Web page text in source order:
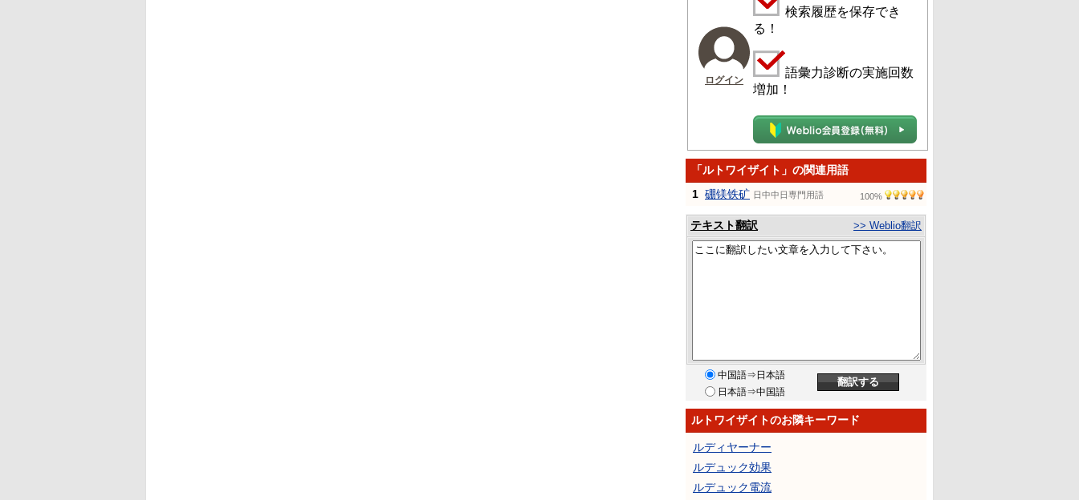
ログイン
検索履歴を保存でき
る！
語彙力診断の実施回数
増加！
「ルトワイザイト」の関連用語
1 硼镁铁矿 日中中日専門用語 100%
テキスト翻訳 >> Weblio翻訳
中国語⇒日本語
日本語⇒中国語
ルトワイザイトのお隣キーワード
ルディヤーナー
ルデュック効果
ルデュック電流